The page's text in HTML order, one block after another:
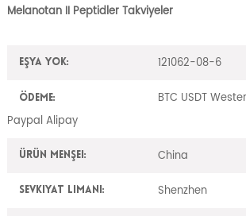
Melanotan II Peptidler Takviyeler
Eşya yok: 121062-08-6
Ödeme:
BTC USDT
Paypal Alipay
Ürün Menşei: China
Sevkiyat Limanı: Shenzhen